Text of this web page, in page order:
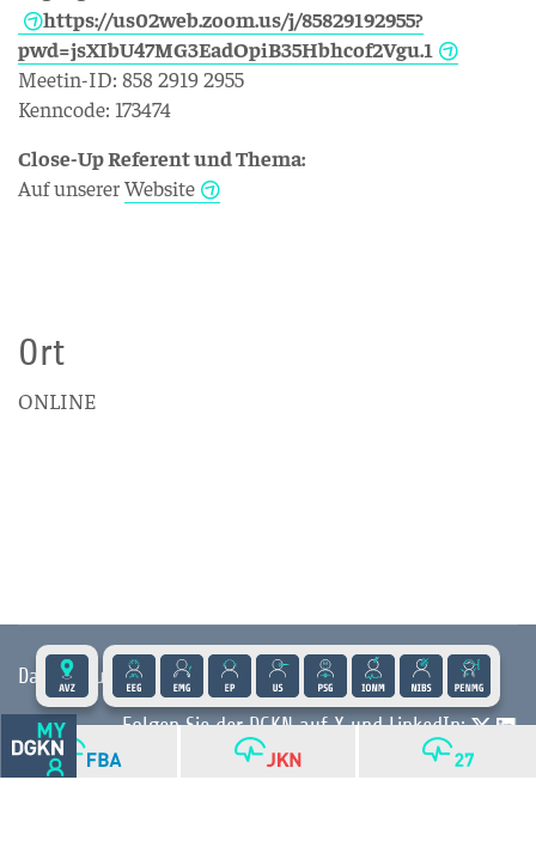
https://us02web.zoom.us/j/85829192955?
pwd=jsXIbU47MG3EadOpiB35Hbhcof2Vgu.1
Meetin-ID: 858 2919 2955
Kenncode: 173474
Close-Up Referent und Thema:
Auf unsererWebsite
Ort
ONLINE
Datenschutz |Impressum| Kontakt | Presse
Folgen Sie der DGKN auf X und LinkedIn:
© 2026 DGKN | Privacy by Design